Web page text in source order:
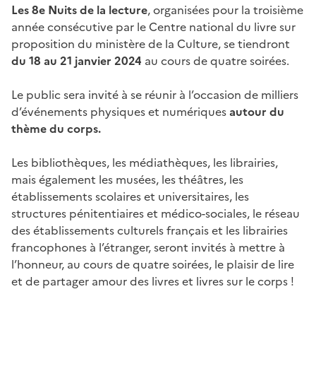
Les 8e Nuits de la lecture,organisées pour la troisième
année consécutive par le Centre national du livre sur
proposition du ministère de la Culture, se tiendront
du 18 au 21 janvier 2024 au cours de quatre soirées.
Le public sera invité à se réunir à l’occasion de milliers
d’événements physiques et numériquesautour du
thème du corps.
Les bibliothèques, les médiathèques, les librairies,
mais également les musées, les théâtres, les
établissements scolaires et universitaires, les
structures pénitentiaires et médico-sociales, le réseau
des établissements culturels français et les librairies
francophones à l’étranger, seront invités à mettre à
l’honneur, au cours de quatre soirées, le plaisir de lire
et de partager amour des livres et livres sur le corps !